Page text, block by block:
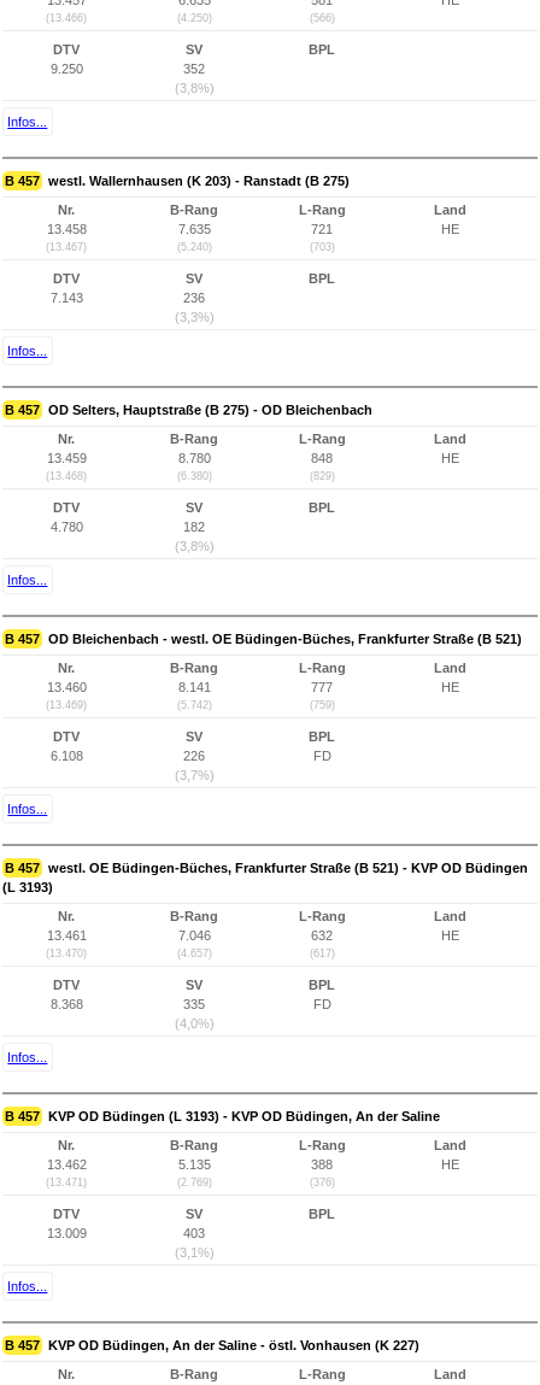
(13.466) (4.250) (566)
DTV
9.250
SV
352
(3,8%)
BPL
Infos...
B 457 westl. Wallernhausen (K 203) - Ranstadt (B 275)
Nr.
13.458
(13.467)
B-Rang
7.635
(5.240)
L-Rang
721
(703)
Land
HE
DTV
7.143
SV
236
(3,3%)
BPL
Infos...
B 457 OD Selters, Hauptstraße (B 275) - OD Bleichenbach
Nr.
13.459
(13.468)
B-Rang
8.780
(6.380)
L-Rang
848
(829)
Land
HE
DTV
4.780
SV
182
(3,8%)
BPL
Infos...
B 457 OD Bleichenbach - westl. OE Büdingen-Büches, Frankfurter Straße (B 521)
Nr.
13.460
(13.469)
B-Rang
8.141
(5.742)
L-Rang
777
(759)
Land
HE
DTV
6.108
SV
226
(3,7%)
BPL
FD
Infos...
B 457 westl. OE Büdingen-Büches, Frankfurter Straße (B 521) - KVP OD Büdingen
(L 3193)
Nr.
13.461
(13.470)
B-Rang
7.046
(4.657)
L-Rang
632
(617)
Land
HE
DTV
8.368
SV
335
(4,0%)
BPL
FD
Infos...
B 457 KVP OD Büdingen (L 3193) - KVP OD Büdingen, An der Saline
Nr.
13.462
(13.471)
B-Rang
5.135
(2.769)
L-Rang
388
(376)
Land
HE
DTV
13.009
SV
403
(3,1%)
BPL
Infos...
B 457 KVP OD Büdingen, An der Saline - östl. Vonhausen (K 227)
Nr.
B-Rang
L-Rang
Land